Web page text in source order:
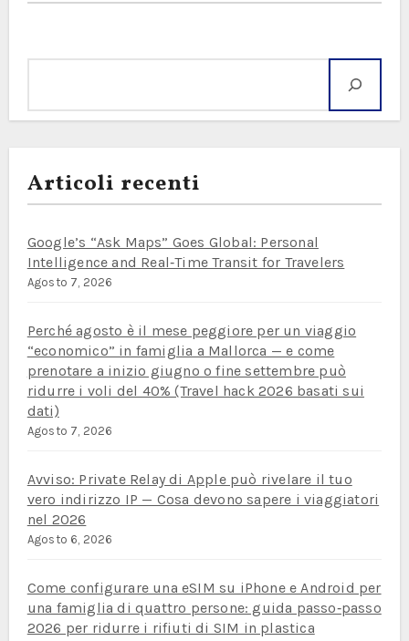
Articoli recenti
Google’s “Ask Maps” Goes Global: Personal
Intelligence and Real‑Time Transit for Travelers
Agosto 7, 2026
Perché agosto è il mese peggiore per un viaggio
“economico” in famiglia a Mallorca — e come
prenotare a inizio giugno o fine settembre può
ridurre i voli del 40% (Travel hack 2026 basati sui
dati)
Agosto 7, 2026
Avviso: Private Relay di Apple può rivelare il tuo
vero indirizzo IP — Cosa devono sapere i viaggiatori
nel 2026
Agosto 6, 2026
Come configurare una eSIM su iPhone e Android per
una famiglia di quattro persone: guida passo‑passo
2026 per ridurre i rifiuti di SIM in plastica